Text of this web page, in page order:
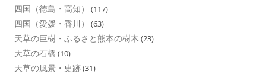
四国（徳島・高知） (117)
四国（愛媛・香川） (63)
天草の巨樹・ふるさと熊本の樹木 (23)
天草の石橋 (10)
天草の風景・史跡(31)